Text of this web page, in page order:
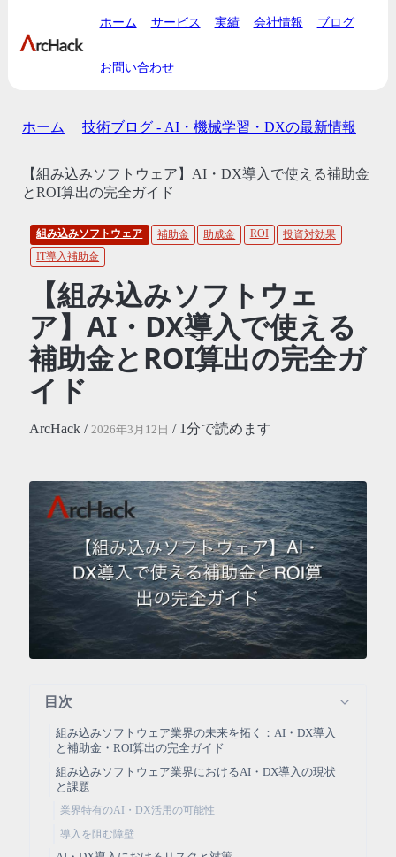
ホーム サービス 実績 会社情報 ブログ
お問い合わせ
ホーム 技術ブログ - AI・機械学習・DXの最新情報
【組み込みソフトウェア】AI・DX導入で使える補助金
とROI算出の完全ガイド
組み込みソフトウェア 補助金 助成金 ROI
投資対効果
IT導入補助金
【組み込みソフトウェ
ア】AI・DX導入で使える
補助金とROI算出の完全ガ
イド
ArcHack / 2026年3月12日 / 1分で読めます
目次
組み込みソフトウェア業界の未来を拓く：AI・DX導入
と補助金・ROI算出の完全ガイド
組み込みソフトウェア業界におけるAI・DX導入の現状
と課題
業界特有のAI・DX活用の可能性
導入を阻む障壁